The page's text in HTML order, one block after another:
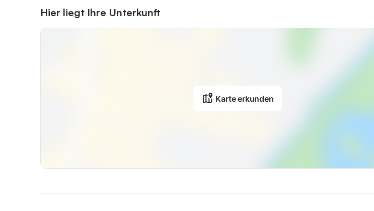
Hier liegt Ihre Unterkunft
Karte erkunden